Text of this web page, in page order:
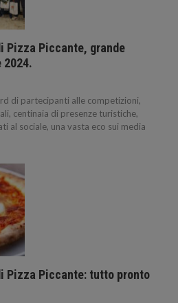
Pizza Piccante, grande
2024.
di partecipanti alle competizioni,
centinaia di presenze turistiche,
al sociale, una vasta eco sui media
Pizza Piccante: tutto pronto